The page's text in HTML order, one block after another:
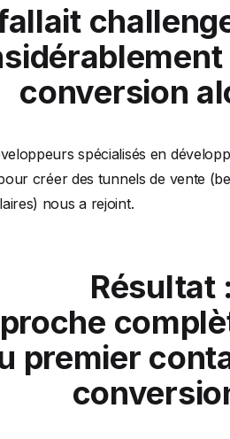
conversion
spécialisés en
créer des tunnels de vente
nous a rejoint.
Résultat :
premier